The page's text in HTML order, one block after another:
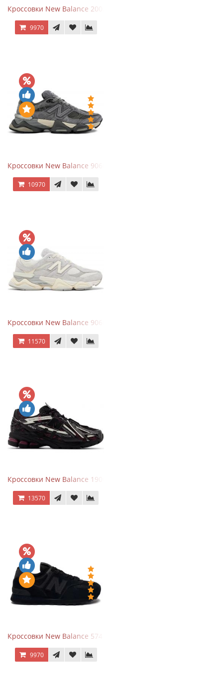
Кроссовки New Balance 2002R Protection Pack Grey
9970
Кроссовки New Balance 9060 x Joe Freshgoods Dark Grey
10970
Кроссовки New Balance 9060 Quartz Grey
11570
Кроссовки New Balance 1906A Dragon Berry
13570
Кроссовки New Balance 574 All Black
9970